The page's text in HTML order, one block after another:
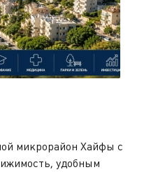
микрорайон Хайфы с
удобным